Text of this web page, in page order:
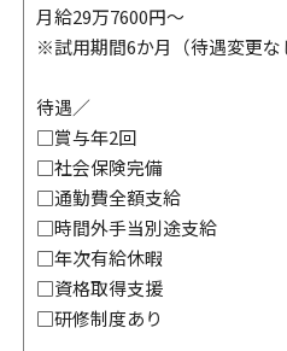
月給29万7600円〜
※試用期間6か月（待遇変更な
待遇／
□賞与年2回
□社会保険完備
□通勤費全額支給
□時間外手当別途支給
□年次有給休暇
□資格取得支援
□研修制度あり